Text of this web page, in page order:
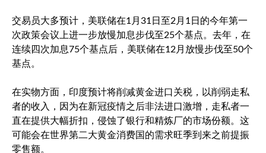
交易员大多预计，美联储在1月31日至2月1日的今年第一
次政策会议上进一步放慢加息步伐至25个基点。去年，在
连续四次加息75个基点后，美联储在12月放慢步伐至50个
基点。
在实物方面，印度预计将削减黄金进口关税，以削弱走私
者的收入，因为在新冠疫情之后非法进口激增，走私者一
直在提供大幅折扣，侵蚀了银行和精炼厂的市场份额。这
可能会在世界第二大黄金消费国的需求旺季到来之前提振
零售额。